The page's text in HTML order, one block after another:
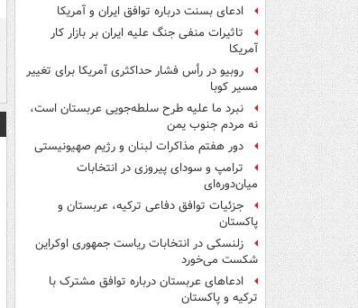
ادعای بسنت درباره توافق ایران و آمریکا
تاثیرات منفی جنگ علیه ایران بر بازار کار
آمریکا
روبیو در رأس فشار حداکثری آمریکا برای تغییر
مسیر کوبا
نبرد ما علیه طرح سلطه‌جویی عربستان است،
نه مردم جنوب یمن
دور هفتم مذاکرات لبنان و رژیم صهیونیستی
ترامپ و سودای پیروزی در انتخابات
میان‌دوره‌ای
جزئیات توافق دفاعی ترکیه، عربستان و
پاکستان
زلنسکی در انتخابات ریاست جمهوری اوکراین
شکست می‌خورد
ادعاهای عربستان درباره توافق مشترک با
ترکیه و پاکستان